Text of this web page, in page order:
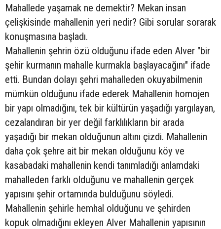
Mahallede yaşamak ne demektir? Mekan insan
çelişkisinde mahallenin yeri nedir? Gibi sorular sorarak
konuşmasına başladı.
Mahallenin şehrin özü olduğunu ifade eden Alver "bir
şehir kurmanın mahalle kurmakla başlayacağını" ifade
etti. Bundan dolayı şehri mahalleden okuyabilmenin
mümkün olduğunu ifade ederek Mahallenin homojen
bir yapı olmadığını, tek bir kültürün yaşadığı yargılayan,
cezalandıran bir yer değil farklılıkların bir arada
yaşadığı bir mekan olduğunun altını çizdi. Mahallenin
daha çok şehre ait bir mekan olduğunu köy ve
kasabadaki mahallenin kendi tanımladığı anlamdaki
mahalleden farklı olduğunu ve mahallenin gerçek
yapısını şehir ortamında bulduğunu söyledi.
Mahallenin şehirle hemhal olduğunu ve şehirden
kopuk olmadığını ekleyen Alver Mahallenin yapısının